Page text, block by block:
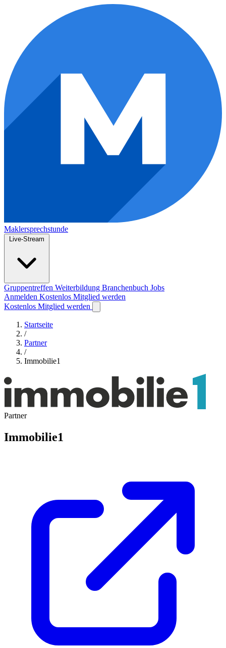
Maklersprechstunde
Live-Stream
Gruppentreffen Weiterbildung Branchenbuch Jobs
Anmelden Kostenlos Mitglied werden
Kostenlos Mitglied werden
Startseite
/
Partner
/
Immobilie1
Partner
Immobilie1